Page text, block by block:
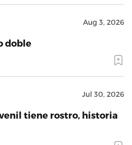
Aug 3, 2026
doble
Jul 30, 2026
tiene rostro, historia